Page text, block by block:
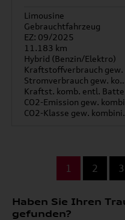
Limousine
Gebrauchtfahrzeug
EZ: 09/2025
11.183 km
Hybrid (Benzin/Elektro)
Stromverbrauch
CO2-
1 2 3
Haben Sie Ihren
gefunden?